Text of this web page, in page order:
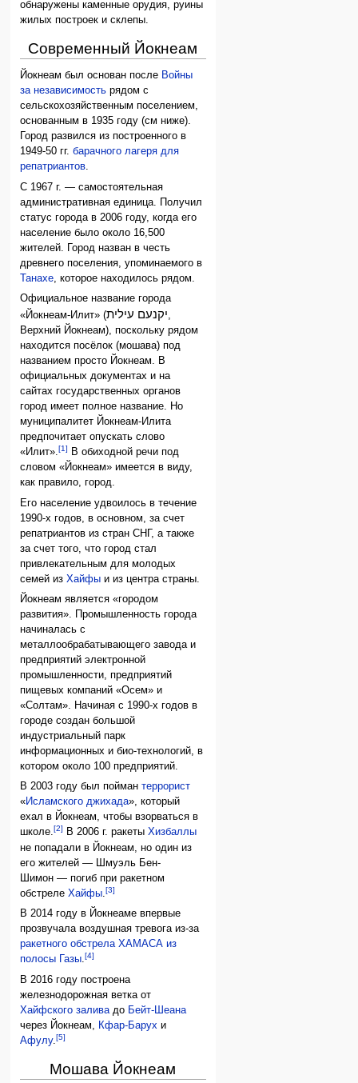
обнаружены каменные орудия, руины
жилых построек и склепы.
Современный Йокнеам
Йокнеам был основан после Войны
за независимость рядом с
сельскохозяйственным поселением,
основанным в 1935 году (см ниже).
Город развился из построенного в
1949-50 гг.барачного лагеря для
репатриантов.
С 1967 г. — самостоятельная
административная единица. Получил
статус города в 2006 году, когда его
население было около 16,500
жителей. Город назван в честь
древнего поселения, упоминаемого в
Танахе , которое находилось рядом.
Официальное название города
«Йокнеам-Илит» (יקנעם עילית,
Верхний Йокнеам), поскольку рядом
находится посёлок (мошава) под
названием просто Йокнеам. В
официальных документах и на
сайтах государственных органов
город имеет полное название. Но
муниципалитет Йокнеам-Илита
предпочитает опускать слово
«Илит».[1]
В обиходной речи под
словом «Йокнеам» имеется в виду,
как правило, город.
Его население удвоилось в течение
1990-х годов, в основном, за счет
репатриантов из стран СНГ, а также
за счет того, что город стал
привлекательным для молодых
семей изХайфы и из центра страны.
Йокнеам является «городом
развития». Промышленность города
начиналась с
металлообрабатывающего завода и
предприятий электронной
промышленности, предприятий
пищевых компаний «Осем» и
«Солтам». Начиная с 1990-х годов в
городе создан большой
индустриальный парк
информационных и био-технологий, в
котором около 100 предприятий.
В 2003 году был поймантеррорист
«Исламского джихада», который
ехал в Йокнеам, чтобы взорваться в
школе.[2] В 2006 г. ракетыХизбаллы
не попадали в Йокнеам, но один из
его жителей — Шмуэль Бен-
Шимон — погиб при ракетном
обстрелеХайфы .[3]
В 2014 году в Йокнеаме впервые
прозвучала воздушная тревога из-за
ракетного обстрела ХАМАСА из
полосы Газы.[4]
В 2016 году построена
железнодорожная ветка от
Хайфского залива до Бейт-Шеана
через Йокнеам,
Кфар-Барух и
Афулу.[5]
Мошава Йокнеам